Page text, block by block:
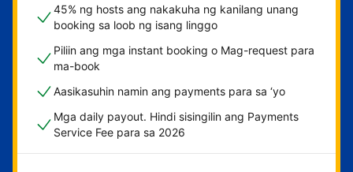
45% ng hosts ang nakakuha ng kanilang unang
booking sa loob ng isang linggo
Piliin ang mga instant booking o Mag-request para
ma-book
Aasikasuhin namin ang payments para sa ‘yo
Mga daily payout. Hindi sisingilin ang Payments
Service Fee para sa 2026